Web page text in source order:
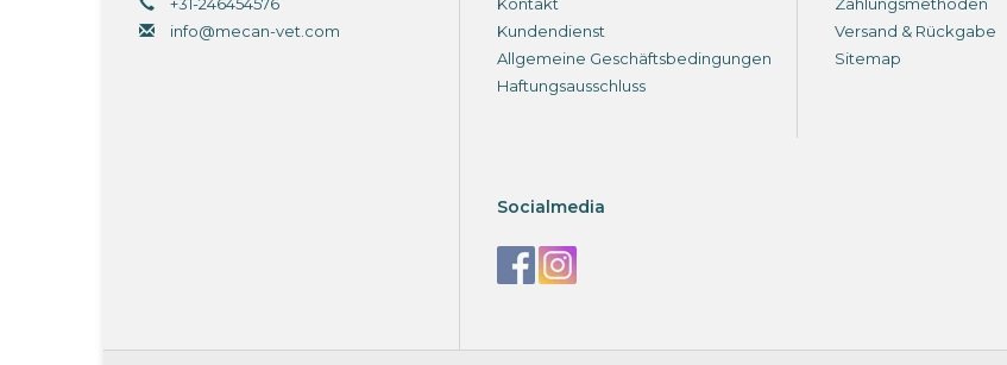
+31-246454576
info@mecan-vet.com
Kontakt
Kundendienst
Allgemeine Geschäftsbedingungen
Haftungsausschluss
Zahlungsmethoden
Versand & Rückgabe
Sitemap
Socialmedia